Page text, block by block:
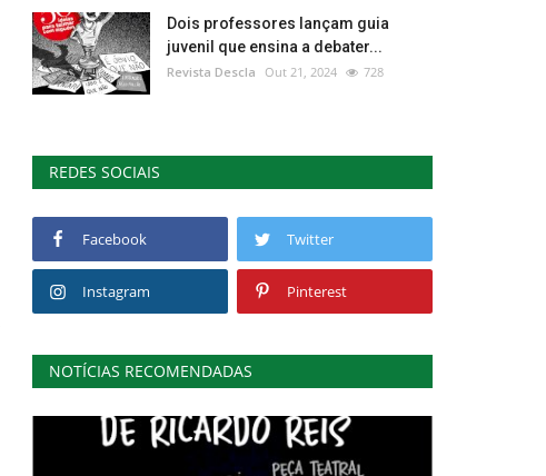
Dois professores lançam guia
juvenil que ensina a debater...
Revista Descla Out 21, 2024 728
REDES SOCIAIS
Facebook Twitter
Instagram Pinterest
NOTÍCIAS RECOMENDADAS